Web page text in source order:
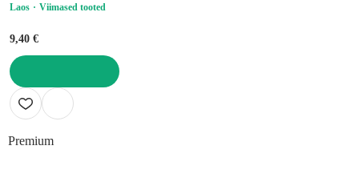
Laos
Viimased tooted
9,40 €
LISA OSTUKORVI
Premium